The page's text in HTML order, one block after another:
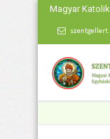
Magyar